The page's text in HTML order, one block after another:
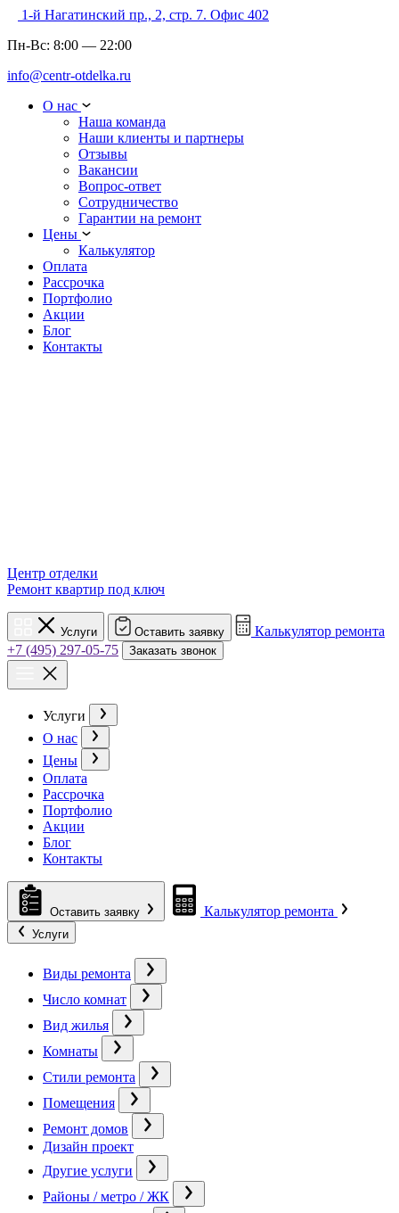
1-й Нагатинский пр., 2, стр. 7. Офис 402
Пн-Вс: 8:00 — 22:00
info@centr-otdelka.ru
О нас
Наша команда
Наши клиенты и партнеры
Отзывы
Вакансии
Вопрос-ответ
Сотрудничество
Гарантии на ремонт
Цены
Калькулятор
Оплата
Рассрочка
Портфолио
Акции
Блог
Контакты
Центр отделки
Ремонт квартир под ключ
Услуги Оставить заявку
Калькулятор ремонта
+7 (495) 297-05-75
Заказать звонок
Услуги
О нас
Цены
Оплата
Рассрочка
Портфолио
Акции
Блог
Контакты
Оставить заявку Калькулятор ремонта
Услуги
Виды ремонта
Число комнат
Вид жилья
Комнаты
Стили ремонта
Помещения
Ремонт домов
Дизайн проект
Другие услуги
Районы / метро / ЖК